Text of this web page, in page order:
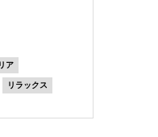
ア
リラックス